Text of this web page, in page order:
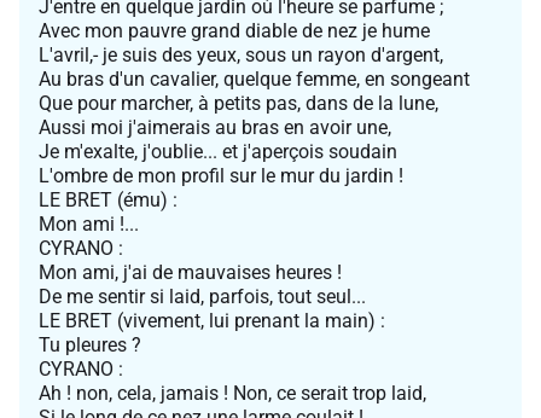
J'entre en quelque jardin où l'heure se parfume ;
Avec mon pauvre grand diable de nez je hume
L'avril,- je suis des yeux, sous un rayon d'argent,
Au bras d'un cavalier, quelque femme, en songeant
Que pour marcher, à petits pas, dans de la lune,
Aussi moi j'aimerais au bras en avoir une,
Je m'exalte, j'oublie... et j'aperçois soudain
L'ombre de mon profil sur le mur du jardin !
LE BRET (ému) :
Mon ami !...
CYRANO :
Mon ami, j'ai de mauvaises heures !
De me sentir si laid, parfois, tout seul...
LE BRET (vivement, lui prenant la main) :
Tu pleures ?
CYRANO :
Ah ! non, cela, jamais ! Non, ce serait trop laid,